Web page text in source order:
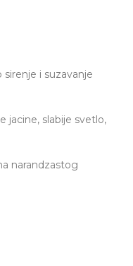
i suzavanje
jacine, slabije svetlo,
narandzastog